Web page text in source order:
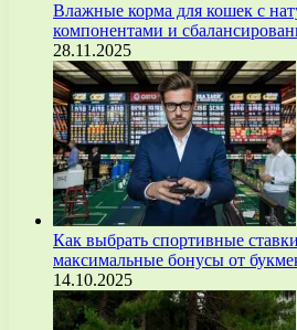
Влажные корма для кошек с
компонентами и
28.11.2025
Как выбрать спортивные
максимальные бонусы от
14.10.2025